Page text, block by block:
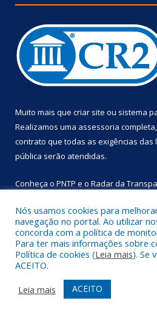
Muito mais que criar site ou sistema
Realizamos uma assessoria
contrato que todas as exigências das
pública serão atendidas.
Conheça o PNTP e o Radar da
Todos os direitos reservados a
Primavera.
Mapa do Site
Acessar Área
Acessar Webmail
Nós usamos cookies para
navegação no portal. Ao utilizar
concorda com a política de
Para ter mais informações sobre
Política de cookies (Leia mais). Se
ACEITO.
Leia mais
ACEITO